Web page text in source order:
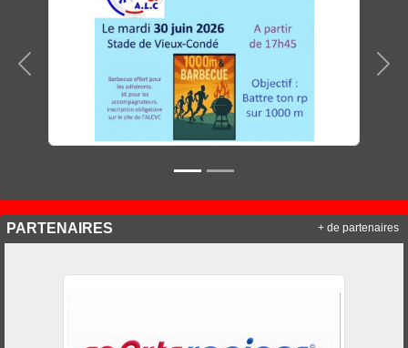
Précedent
PARTENAIRES + de partenaires